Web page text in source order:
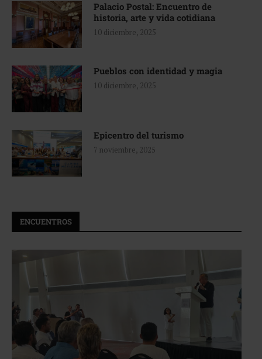
Palacio Postal: Encuentro de
historia, arte y vida cotidiana
10 diciembre, 2025
Pueblos con identidad y magia
10 diciembre, 2025
Epicentro del turismo
7 noviembre, 2025
ENCUENTROS